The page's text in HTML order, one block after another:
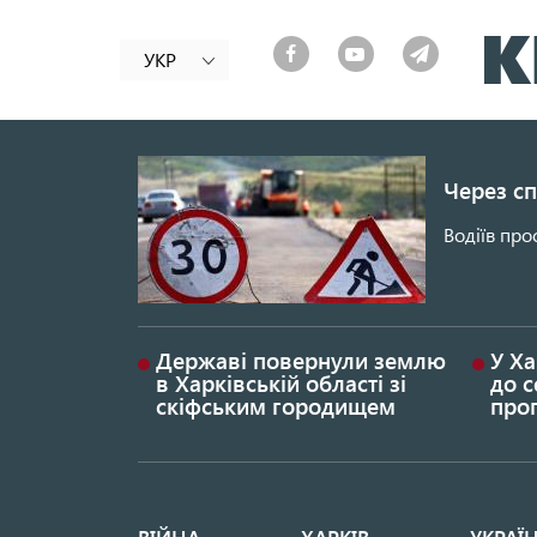
УКР
Через
Водіїв
Державі повернули землю
в Харківській області зі
скіфським городищем
У
до